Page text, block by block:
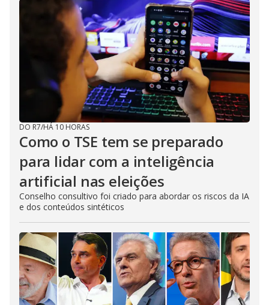
DO R7/HÁ 10 HORAS
Como o TSE tem se preparado
para lidar com a inteligência
artificial nas eleições
Conselho consultivo foi criado para abordar os riscos da IA
e dos conteúdos sintéticos